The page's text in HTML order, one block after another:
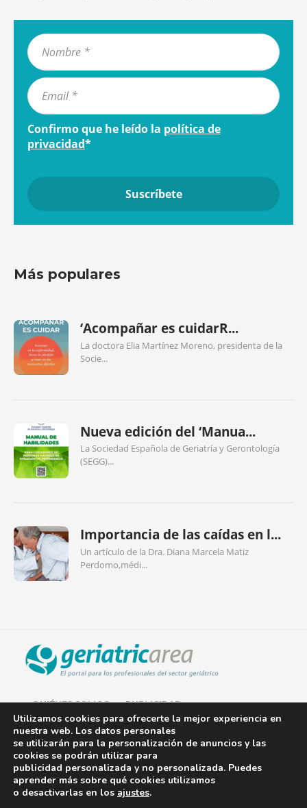
Confirmo que he leído la política de
privacidad*
Más populares
‘Acompañar es cuidarR...
La doctora Elia Martínez Moreno, presidenta de la
Socie...
Nueva edición del ‘Manua...
La Sociedad Española de Geriatría y Gerontología
(SEGG)...
Importancia de las caídas en l...
Un artículo de la Dra. Diana Marcela Matiz
Perdomo,médi...
QUIÉNES SOMOS PUBLICIDAD
AVISO LEGAL
POLÍTICA DE COOKIES
POLÍTICA DE PRIVACIDAD
Utilizamos cookies para ofrecerte la mejor experiencia en
nuestra web. Los datos personales
se utilizarán para la personalización de anuncios y las
cookies se podrán utilizar para
publicidad personalizada y no personalizada. Puedes
aprender más sobre qué cookies utilizamos
o desactivarlas en los ajustes.